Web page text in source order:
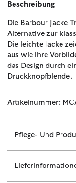
Beschreibung
Die Barbour Jacke
Alternative zur
Die leichte Jacke
aus wie ihre
das Design durch
Druckknopfblende.
Artikelnummer:
Pflege- Und